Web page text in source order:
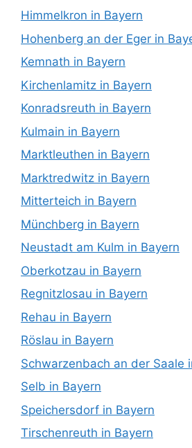
Himmelkron in Bayern
Hohenberg an der Eger in
Kemnath in Bayern
Kirchenlamitz in Bayern
Konradsreuth in Bayern
Kulmain in Bayern
Marktleuthen in Bayern
Marktredwitz in Bayern
Mitterteich in Bayern
Münchberg in Bayern
Neustadt am Kulm in Bayern
Oberkotzau in Bayern
Regnitzlosau in Bayern
Rehau in Bayern
Röslau in Bayern
Schwarzenbach an der Saale
Selb in Bayern
Speichersdorf in Bayern
Tirschenreuth in Bayern